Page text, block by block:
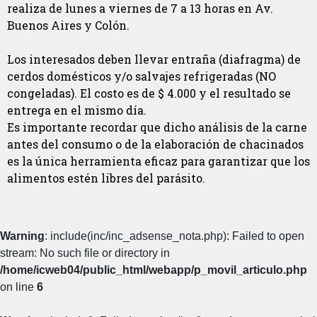
realiza de lunes a viernes de 7 a 13 horas en Av.
Buenos Aires y Colón.
Los interesados deben llevar entraña (diafragma) de
cerdos domésticos y/o salvajes refrigeradas (NO
congeladas). El costo es de $ 4.000 y el resultado se
entrega en el mismo día.
Es importante recordar que dicho análisis de la carne
antes del consumo o de la elaboración de chacinados
es la única herramienta eficaz para garantizar que los
alimentos estén libres del parásito.
Warning: include(inc/inc_adsense_nota.php): Failed to open
stream: No such file or directory in
/home/icweb04/public_html/webapp/p_movil_articulo.php
on line 6